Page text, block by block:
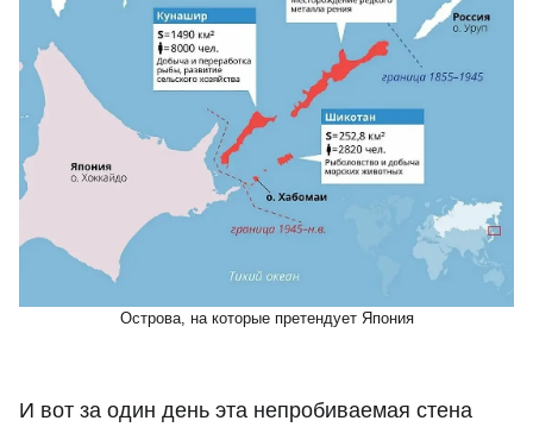
Острова, на которые претендует Япония
И вот за один день эта непробиваемая стена